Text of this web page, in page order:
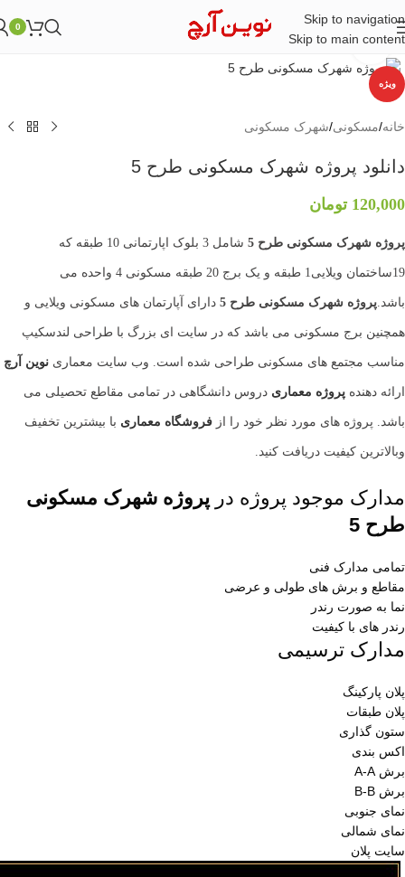
Skip to navigation
Skip to main content
0
ویژه
بزرگنمایی تصویر
خانه/مسکونی/شهرک مسکونی
دانلود پروژه شهرک مسکونی طرح 5
120,000 تومان
پروژه شهرک مسکونی طرح 5 شامل 3 بلوک اپارتمانی 10 طبقه که
19ساختمان ویلایی1 طبقه و یک برج 20 طبقه مسکونی 4 واحده می
باشد.پروژه شهرک مسکونی طرح 5 دارای آپارتمان های مسکونی ویلایی و
همچنین برج مسکونی می باشد که در سایت ای بزرگ با طراحی لندسکیپ
مناسب مجتمع های مسکونی طراحی شده است. وب سایت معماری نوین آرچ
ارائه دهنده پروژه معماری دروس دانشگاهی در تمامی مقاطع تحصیلی می
باشد. پروژه های مورد نظر خود را از فروشگاه معماری با بیشترین تخفیف
وبالاترین کیفیت دریافت کنید.
مدارک موجود پروژه در پروژه شهرک مسکونی
طرح 5
تمامی مدارک فنی
مقاطع و برش های طولی و عرضی
نما به صورت رندر
رندر های با کیفیت
مدارک ترسیمی
پلان پارکینگ
پلان طبقات
ستون گذاری
اکس بندی
برش A-A
برش B-B
نمای جنوبی
نمای شمالی
سایت پلان